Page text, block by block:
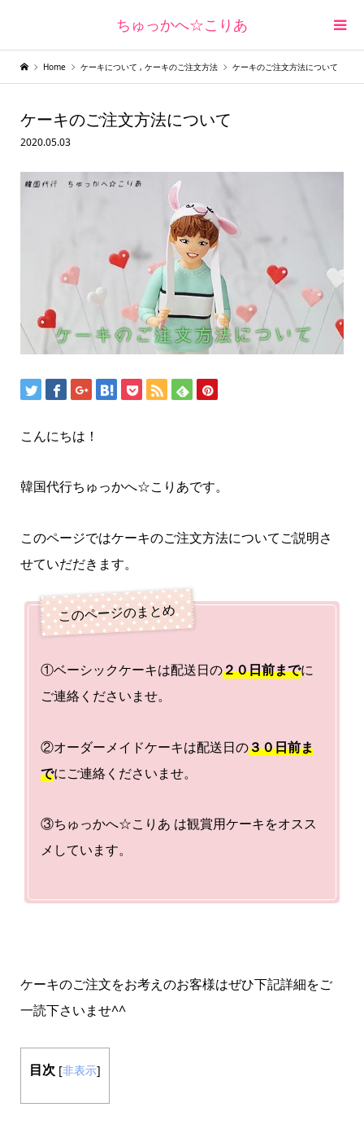
ちゅっかへ☆こりあ
Home ケーキについて , ケーキのご注文方法 ケーキのご注文方法について
ケーキのご注文方法について
2020.05.03
こんにちは！
韓国代行ちゅっかへ☆こりあです。
このページではケーキのご注文方法についてご説明さ
せていだだきます。
①ベーシックケーキは配送日の２０日前までに
ご連絡くださいませ。
②オーダーメイドケーキは配送日の３０日前ま
でにご連絡くださいませ。
③ちゅっかへ☆こりあ は観賞用ケーキをオスス
メしています。
ケーキのご注文をお考えのお客様はぜひ下記詳細をご
一読下さいませ^^
目次 [非表示]